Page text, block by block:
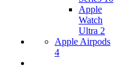
Apple
Watch
Ultra 2
Apple Airpods
4